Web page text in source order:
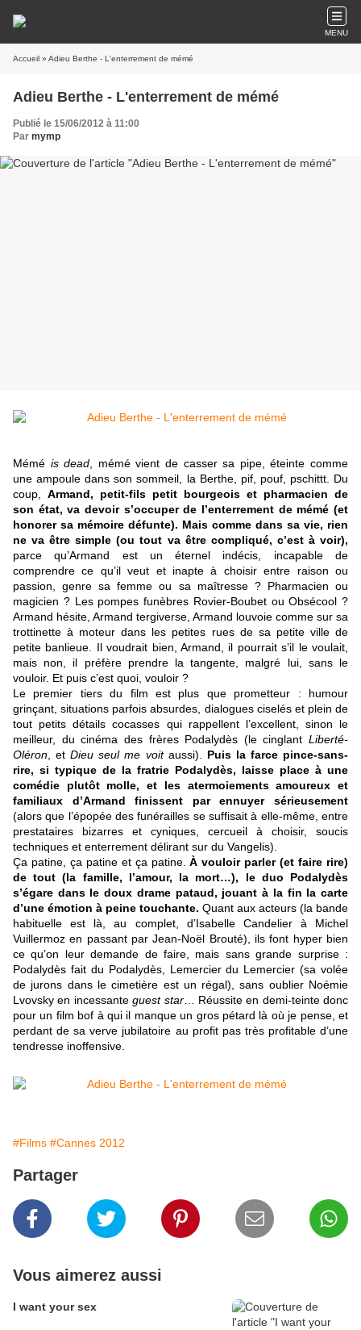
MENU
Accueil » Adieu Berthe - L'enterrement de mémé
Adieu Berthe - L'enterrement de mémé
Publié le 15/06/2012 à 11:00
Par mymp
Mémé is dead , mémé vient de casser sa pipe, éteinte comme
une ampoule dans son sommeil, la Berthe, pif, pouf, pschittt. Du
coup, Armand, petit-fils petit bourgeois et pharmacien de
son état, va devoir s’occuper de l’enterrement de mémé (et
honorer sa mémoire défunte). Mais comme dans sa vie, rien
ne va être simple (ou tout va être compliqué, c’est à voir),
parce qu’Armand est un éternel indécis, incapable de
comprendre ce qu’il veut et inapte à choisir entre raison ou
passion, genre sa femme ou sa maîtresse ? Pharmacien ou
magicien ? Les pompes funèbres Rovier-Boubet ou Obsécool ?
Armand hésite, Armand tergiverse, Armand louvoie comme sur sa
trottinette à moteur dans les petites rues de sa petite ville de
petite banlieue. Il voudrait bien, Armand, il pourrait s’il le voulait,
mais non, il préfère prendre la tangente, malgré lui, sans le
vouloir. Et puis c’est quoi, vouloir ?
Le premier tiers du film est plus que prometteur : humour
grinçant, situations parfois absurdes, dialogues ciselés et plein de
tout petits détails cocasses qui rappellent l’excellent, sinon le
meilleur, du cinéma des frères Podalydès (le cinglant Liberté-
Oléron , etDieu seul me voitaussi). Puis la farce pince-sans-
rire, si typique de la fratrie Podalydès, laisse place à une
comédie plutôt molle, et les atermoiements amoureux et
familiaux d’Armand finissent par ennuyer sérieusement
(alors que l’épopée des funérailles se suffisait à elle-même, entre
prestataires bizarres et cyniques, cercueil à choisir, soucis
techniques et enterrement délirant sur du Vangelis).
Ça patine, ça patine et ça patine.À vouloir parler (et faire rire)
de tout (la famille, l’amour, la mort…), le duo Podalydès
s’égare dans le doux drame pataud, jouant à la fin la carte
d’une émotion à peine touchante. Quant aux acteurs (la bande
habituelle est là, au complet, d’Isabelle Candelier à Michel
Vuillermoz en passant par Jean-Noël Brouté), ils font hyper bien
ce qu’on leur demande de faire, mais sans grande surprise :
Podalydès fait du Podalydès, Lemercier du Lemercier (sa volée
de jurons dans le cimetière est un régal), sans oublier Noémie
Lvovsky en incessanteguest star… Réussite en demi-teinte donc
pour un film bof à qui il manque un gros pétard là où je pense, et
perdant de sa verve jubilatoire au profit pas très profitable d’une
tendresse inoffensive.
#Films #Cannes 2012
Partager
Vous aimerez aussi
I want your sex